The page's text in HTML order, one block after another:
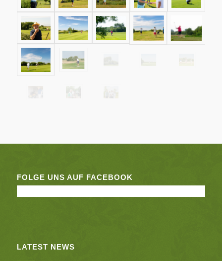
FOLGE UNS AUF FACEBOOK
LATEST NEWS